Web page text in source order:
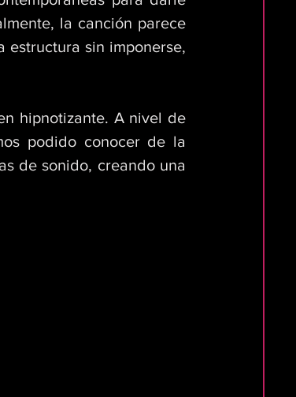
la canción parece
sin imponerse,
hipnotizante. A nivel de
podido conocer de la
de sonido, creando una